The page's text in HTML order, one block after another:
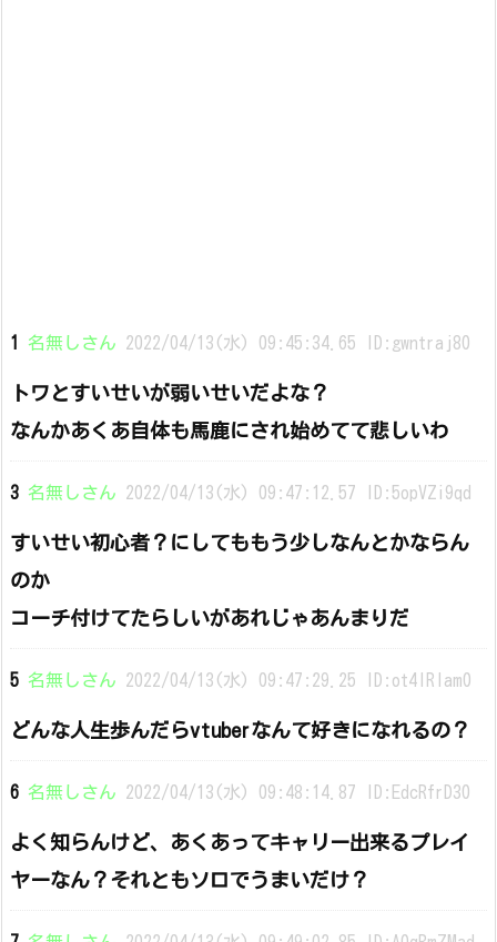
1 名無しさん 2022/04/13(水) 09:45:34.65 ID:gwntraj80
トワとすいせいが弱いせいだよな？
なんかあくあ自体も馬鹿にされ始めてて悲しいわ
3 名無しさん 2022/04/13(水) 09:47:12.57 ID:5opVZi9qd
すいせい初心者？にしてももう少しなんとかならん
のか
コーチ付けてたらしいがあれじゃあんまりだ
5 名無しさん 2022/04/13(水) 09:47:29.25 ID:ot4lRIam0
どんな人生歩んだらvtuberなんて好きになれるの？
6 名無しさん 2022/04/13(水) 09:48:14.87 ID:EdcRfrD30
よく知らんけど、あくあってキャリー出来るプレイ
ヤーなん？それともソロでうまいだけ？